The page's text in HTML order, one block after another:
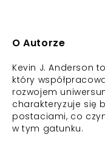
O Autorze
Kevin J. Anderson
który
rozwojem
charakteryzuje się
postaciami, co
w tym gatunku.